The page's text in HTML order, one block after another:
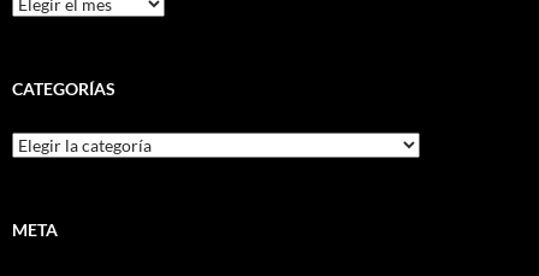
CATEGORÍAS
Categorías
META